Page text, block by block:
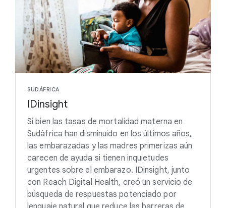
SUDÁFRICA
IDinsight
Si bien las tasas de mortalidad materna en
Sudáfrica han disminuido en los últimos años,
las embarazadas y las madres primerizas aún
carecen de ayuda si tienen inquietudes
urgentes sobre el embarazo. IDinsight, junto
con Reach Digital Health, creó un servicio de
búsqueda de respuestas potenciado por